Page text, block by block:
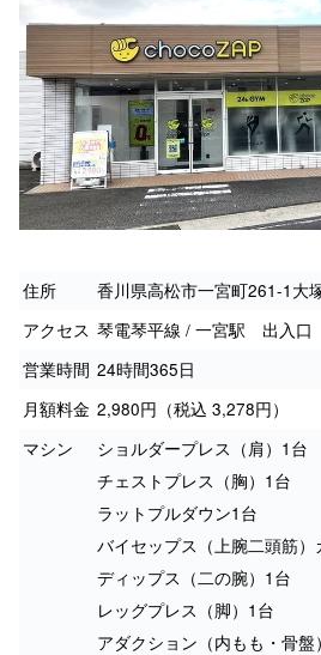
住所
香川県高松市一宮町261-1
アクセス 琴電琴平線 / 一宮駅 出入
営業時間 24時間365日
月額料金 2,980円（税込 3,278円）
マシン
ショルダープレス（肩）1台
チェストプレス（胸）1台
ラットプルダウン1台
バイセップス（上腕二頭筋
ディップス（二の腕）1台
レッグプレス（脚）1台
アダクション（内もも・骨盤